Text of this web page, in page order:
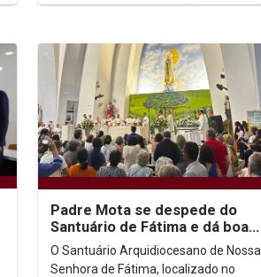
Padre Mota se despede do
Santuário de Fátima e dá boas-
vindas a Padre Delmar
O Santuário Arquidiocesano de Nossa
Senhora de Fátima, localizado no